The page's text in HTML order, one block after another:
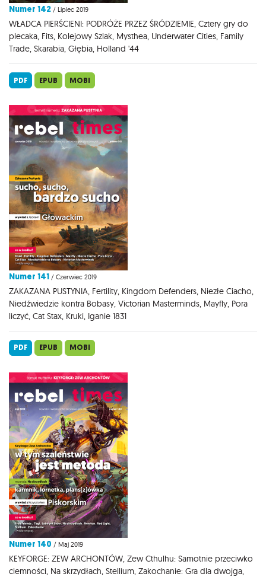
Numer 142 / Lipiec 2019
WŁADCA PIERŚCIENI: PODRÓŻE PRZEZ ŚRÓDZIEMIE, Cztery gry do
plecaka, Fits, Kolejowy Szlak, Mysthea, Underwater Cities, Family
Trade, Skarabia, Głębia, Holland '44
PDF EPUB MOBI
Numer 141 / Czerwiec 2019
ZAKAZANA PUSTYNIA, Fertility, Kingdom Defenders, Niezłe Ciacho,
Niedźwiedzie kontra Bobasy, Victorian Masterminds, Mayfly, Pora
liczyć, Cat Stax, Kruki, Iganie 1831
PDF EPUB MOBI
Numer 140 / Maj 2019
KEYFORGE: ZEW ARCHONTÓW, Zew Cthulhu: Samotnie przeciwko
ciemności, Na skrzydłach, Stellium, Zakochanie: Gra dla dwojga,